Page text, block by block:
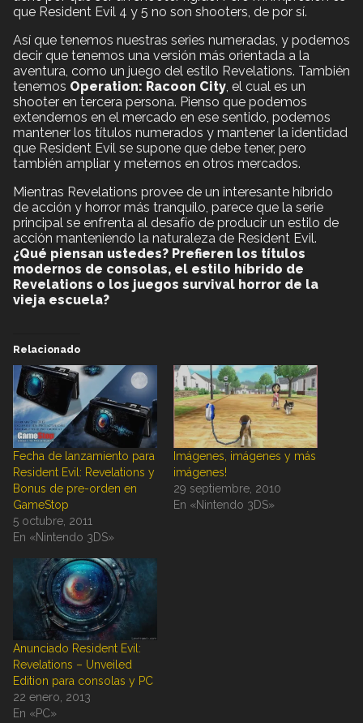
que Resident Evil 4 y 5 no son shooters, de por sí.
Así que tenemos nuestras series numeradas, y podemos
decir que tenemos una versión más orientada a la
aventura, como un juego del estilo Revelations. También
tenemos Operation: Racoon City , el cual es un
shooter en tercera persona. Pienso que podemos
extendernos en el mercado en ese sentido, podemos
mantener los títulos numerados y mantener la identidad
que Resident Evil se supone que debe tener, pero
también ampliar y meternos en otros mercados.
Mientras Revelations provee de un interesante híbrido
de acción y horror más tranquilo, parece que la serie
principal se enfrenta al desafío de producir un estilo de
acción manteniendo la naturaleza de Resident Evil.
¿Qué piensan ustedes? Prefieren los títulos
modernos de consolas, el estilo híbrido de
Revelations o los juegos survival horror de la
vieja escuela?
Relacionado
Fecha de lanzamiento para
Resident Evil: Revelations y
Bonus de pre-orden en
GameStop
5 octubre, 2011
En «Nintendo 3DS»
Imágenes, imágenes y más
imágenes!
29 septiembre, 2010
En «Nintendo 3DS»
Anunciado Resident Evil:
Revelations – Unveiled
Edition para consolas y PC
22 enero, 2013
En «PC»